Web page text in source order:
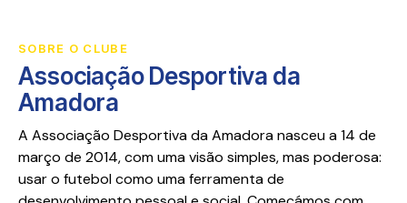
SOBRE O CLUBE
Associação Desportiva da
Amadora
A Associação Desportiva da Amadora nasceu a 14 de
março de 2014, com uma visão simples, mas poderosa:
usar o futebol como uma ferramenta de